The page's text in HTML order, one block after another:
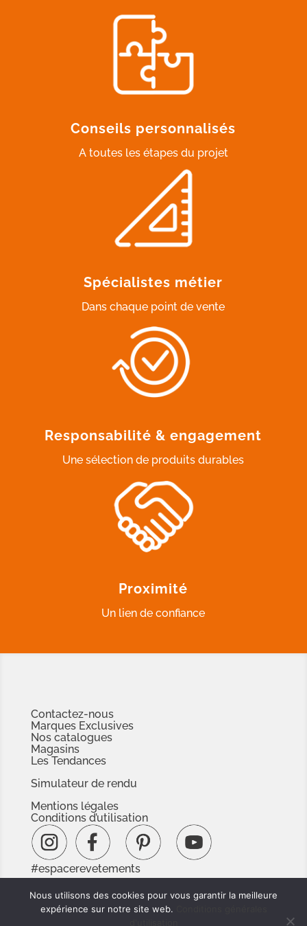
Conseils personnalisés
A toutes les étapes du projet
Spécialistes métier
Dans chaque point de vente
Responsabilité & engagement
Une sélection de produits durables
Proximité
Un lien de confiance
Contactez-nous
Marques Exclusives
Nos catalogues
Magasins
Les Tendances
Simulateur de rendu
Mentions légales
Conditions d’utilisation
#espacerevetements
www.espacedoc.fr
www.signnaturedexception.com
Nous utilisons des cookies pour vous garantir la meilleure
expérience sur notre site web.